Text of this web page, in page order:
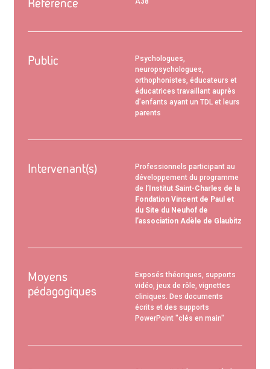
Référence
Public
Psychologues,
neuropsychologues,
orthophonistes, éducateurs et
éducatrices travaillant auprès
d’enfants ayant un TDL et leurs
parents
Intervenant(s)
Professionnels participant au
développement du programme
de l’Institut Saint-Charles de la
Fondation Vincent de Paul et
du Site du Neuhof de
l’association Adèle de Glaubitz
Moyens
pédagogiques
Exposés théoriques, supports
vidéo, jeux de rôle, vignettes
cliniques. Des documents
écrits et des supports
PowerPoint "clés en main"